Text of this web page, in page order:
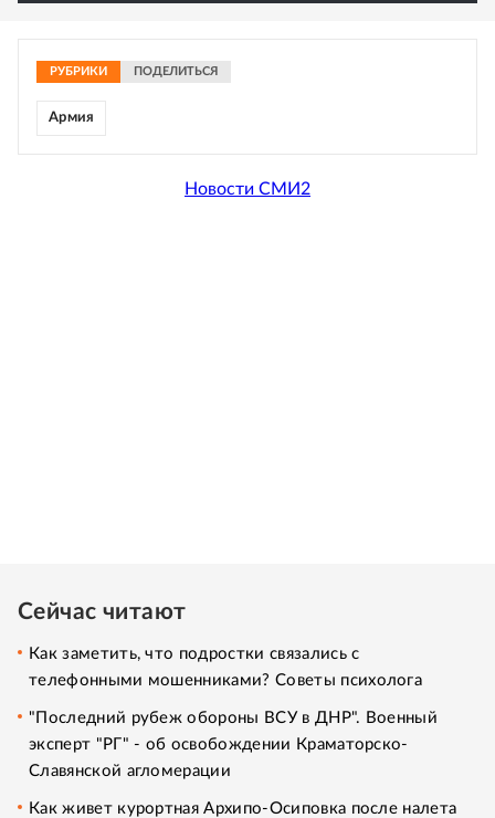
РУБРИКИ ПОДЕЛИТЬСЯ
Армия
Новости СМИ2
Сейчас читают
Как заметить, что подростки связались с
телефонными мошенниками? Советы психолога
"Последний рубеж обороны ВСУ в ДНР". Военный
эксперт "РГ" - об освобождении Краматорско-
Славянской агломерации
Как живет курортная Архипо-Осиповка после налета